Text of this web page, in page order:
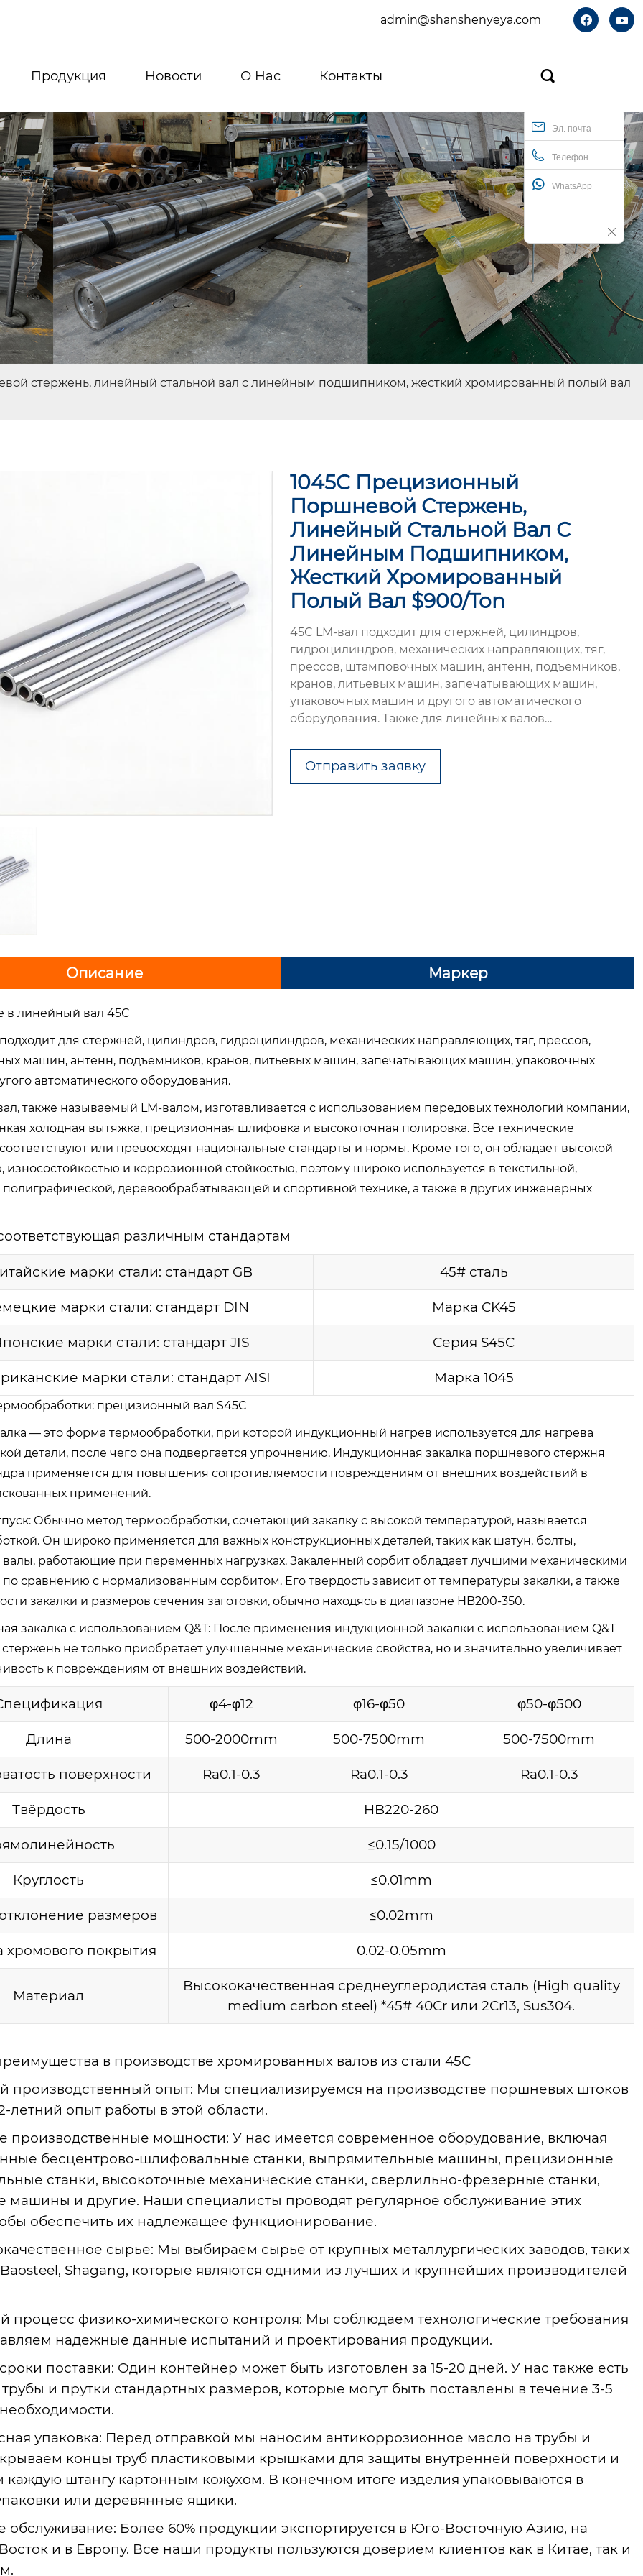
admin@shanshenyeya.com  
Продукция Новости О Нас Контакты 
Эл. почта
Телефон
WhatsApp
стержень, линейный стальной вал с линейным подшипником, жесткий хромированный полый вал
1045C Прецизионный
Поршневой Стержень,
Линейный Стальной Вал С
Линейным Подшипником,
Жесткий Хромированный
Полый Вал $900/ton
45C LM-вал подходит для стержней, цилиндров,
гидроцилиндров, механических направляющих, тяг,
прессов, штамповочных машин, антенн, подъемников,
кранов, литьевых машин, запечатывающих машин,
упаковочных машин и другого автоматического
оборудования. Также для линейных валов…
Отправить заявку
Описание Маркер
в линейный вал 45C
для стержней, цилиндров, гидроцилиндров, механических направляющих, тяг, прессов,
машин, антенн, подъемников, кранов, литьевых машин, запечатывающих машин, упаковочных
автоматического оборудования.
также называемый LM-валом, изготавливается с использованием передовых технологий компании,
холодная вытяжка, прецизионная шлифовка и высокоточная полировка. Все технические
или превосходят национальные стандарты и нормы. Кроме того, он обладает высокой
износостойкостью и коррозионной стойкостью, поэтому широко используется в текстильной,
полиграфической, деревообрабатывающей и спортивной технике, а также в других инженерных
различным стандартам
марки стали: стандарт GB 45# сталь
марки стали: стандарт DIN Марка CK45
марки стали: стандарт JIS Серия S45C
марки стали: стандарт AISI Марка 1045
прецизионный вал S45C
— это форма термообработки, при которой индукционный нагрев используется для нагрева
детали, после чего она подвергается упрочнению. Индукционная закалка поршневого стержня
применяется для повышения сопротивляемости повреждениям от внешних воздействий в
применений.
Обычно метод термообработки, сочетающий закалку с высокой температурой, называется
Он широко применяется для важных конструкционных деталей, таких как шатун, болты,
работающие при переменных нагрузках. Закаленный сорбит обладает лучшими механическими
сравнению с нормализованным сорбитом. Его твердость зависит от температуры закалки, а также
закалки и размеров сечения заготовки, обычно находясь в диапазоне HB200-350.
закалка с использованием Q&T: После применения индукционной закалки с использованием Q&T
не только приобретает улучшенные механические свойства, но и значительно увеличивает
к повреждениям от внешних воздействий.
φ4-φ12 φ16-φ50 φ50-φ500
Длина 500-2000mm 500-7500mm 500-7500mm
поверхности Ra0.1-0.3 Ra0.1-0.3 Ra0.1-0.3
Твёрдость HB220-260
≤0.15/1000
Круглость ≤0.01mm
размеров ≤0.02mm
хромового покрытия 0.02-0.05mm
Материал
Высококачественная среднеуглеродистая сталь (High quality
medium carbon steel) *45# 40Cr или 2Cr13, Sus304.
в производстве хромированных валов из стали 45C
производственный опыт: Мы специализируемся на производстве поршневых штоков
летний опыт работы в этой области.
производственные мощности: У нас имеется современное оборудование, включая
бесцентрово-шлифовальные станки, выпрямительные машины, прецизионные
станки, высокоточные механические станки, сверлильно-фрезерные станки,
машины и другие. Наши специалисты проводят регулярное обслуживание этих
обеспечить их надлежащее функционирование.
сырье: Мы выбираем сырье от крупных металлургических заводов, таких
Baosteel, Shagang, которые являются одними из лучших и крупнейших производителей
процесс физико-химического контроля: Мы соблюдаем технологические требования
надежные данные испытаний и проектирования продукции.
поставки: Один контейнер может быть изготовлен за 15-20 дней. У нас также есть
и прутки стандартных размеров, которые могут быть поставлены в течение 3-5
упаковка: Перед отправкой мы наносим антикоррозионное масло на трубы и
концы труб пластиковыми крышками для защиты внутренней поверхности и
штангу картонным кожухом. В конечном итоге изделия упаковываются в
или деревянные ящики.
обслуживание: Более 60% продукции экспортируется в Юго-Восточную Азию, на
и в Европу. Все наши продукты пользуются доверием клиентов как в Китае, так и